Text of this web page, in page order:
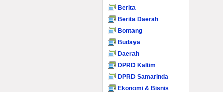
Berita
Berita Daerah
Bontang
Budaya
Daerah
DPRD Kaltim
DPRD Samarinda
Ekonomi & Bisnis